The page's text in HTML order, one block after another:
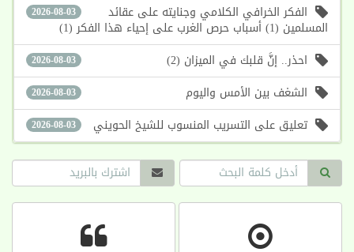
2026-08-03 الفكر الخرافي الكلامي وجنايته على عقائد
المسلمين (1) أسباب حرص الغرب على إحياء هذا الفكر (1)
2026-08-03 احذر.. إنَّ قلبك في الميزان (2)
2026-08-03 الشغف بين الأمس واليوم
2026-08-03 تعليق على التسريب المنسوب للشيخ الحويني